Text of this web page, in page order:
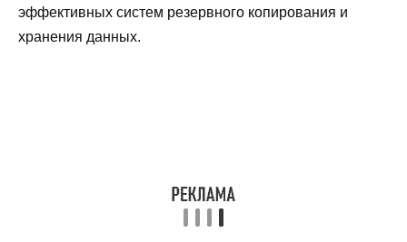
эффективных систем резервного копирования и
хранения данных.